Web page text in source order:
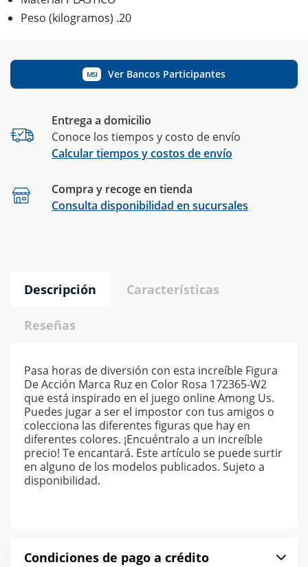
Peso (kilogramos) .20
MSI Ver Bancos Participantes
Entrega a domicilio
Conoce los tiempos y costo de envío
Calcular tiempos y costos de envío
Compra y recoge en tienda
Consulta disponibilidad en sucursales
Descripción Características
Reseñas
Pasa horas de diversión con esta increíble Figura
De Acción Marca Ruz en Color Rosa 172365-W2
que está inspirado en el juego online Among Us.
Puedes jugar a ser el impostor con tus amigos o
colecciona las diferentes figuras que hay en
diferentes colores. ¡Encuéntralo a un increíble
precio! Te encantará. Este artículo se puede surtir
en alguno de los modelos publicados. Sujeto a
disponibilidad.
Condiciones de pago a crédito